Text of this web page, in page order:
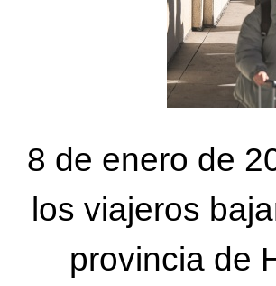
8 de enero de
los viajeros
provincia de